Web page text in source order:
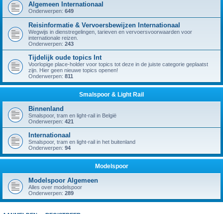
Algemeen Internationaal
Onderwerpen: 649
Reisinformatie & Vervoersbewijzen Internationaal
Wegwijs in dienstregelingen, tarieven en vervoersvoorwaarden voor
internationale reizen.
Onderwerpen: 243
Tijdelijk oude topics Int
Voorlopige place-holder voor topics tot deze in de juiste categorie geplaatst
zijn. Hier geen nieuwe topics openen!
Onderwerpen: 811
Smalspoor & Light Rail
Binnenland
Smalspoor, tram en light-rail in België
Onderwerpen: 421
Internationaal
Smalspoor, tram en light-rail in het buitenland
Onderwerpen: 94
Modelspoor
Modelspoor Algemeen
Alles over modelspoor
Onderwerpen: 289